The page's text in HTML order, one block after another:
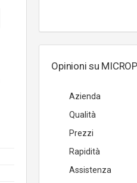
Opinioni su
Azienda
Qualità
Prezzi
Rapidità
Assistenza